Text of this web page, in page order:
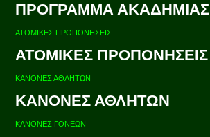
ΠΡΟΓΡΑΜΜΑ ΑΚΑΔΗΜΙΑΣ
ΑΤΟΜΙΚΕΣ ΠΡΟΠΟΝΗΣΕΙΣ
ΑΤΟΜΙΚΕΣ ΠΡΟΠΟΝΗΣΕΙΣ
ΚΑΝΟΝΕΣ ΑΘΛΗΤΩΝ
ΚΑΝΟΝΕΣ ΑΘΛΗΤΩΝ
ΚΑΝΟΝΕΣ ΓΟΝΕΩΝ